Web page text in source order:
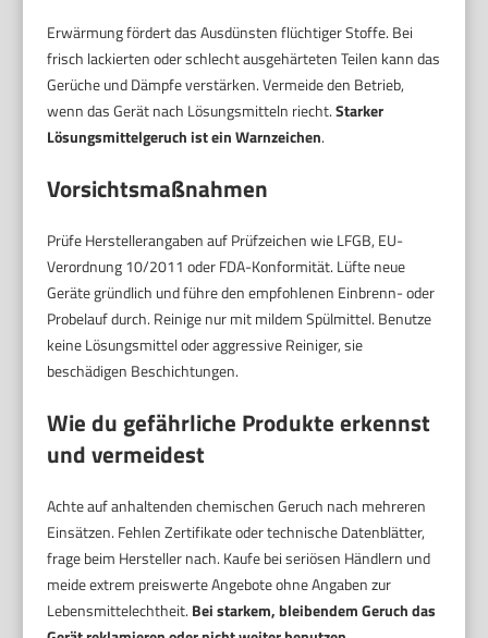
Erwärmung fördert das Ausdünsten flüchtiger Stoffe. Bei
frisch lackierten oder schlecht ausgehärteten Teilen kann das
Gerüche und Dämpfe verstärken. Vermeide den Betrieb,
wenn das Gerät nach Lösungsmitteln riecht.Starker
Lösungsmittelgeruch ist ein Warnzeichen.
Vorsichtsmaßnahmen
Prüfe Herstellerangaben auf Prüfzeichen wie LFGB, EU-
Verordnung 10/2011 oder FDA-Konformität. Lüfte neue
Geräte gründlich und führe den empfohlenen Einbrenn- oder
Probelauf durch. Reinige nur mit mildem Spülmittel. Benutze
keine Lösungsmittel oder aggressive Reiniger, sie
beschädigen Beschichtungen.
Wie du gefährliche Produkte erkennst
und vermeidest
Achte auf anhaltenden chemischen Geruch nach mehreren
Einsätzen. Fehlen Zertifikate oder technische Datenblätter,
frage beim Hersteller nach. Kaufe bei seriösen Händlern und
meide extrem preiswerte Angebote ohne Angaben zur
Lebensmittelechtheit. Bei starkem, bleibendem Geruch das